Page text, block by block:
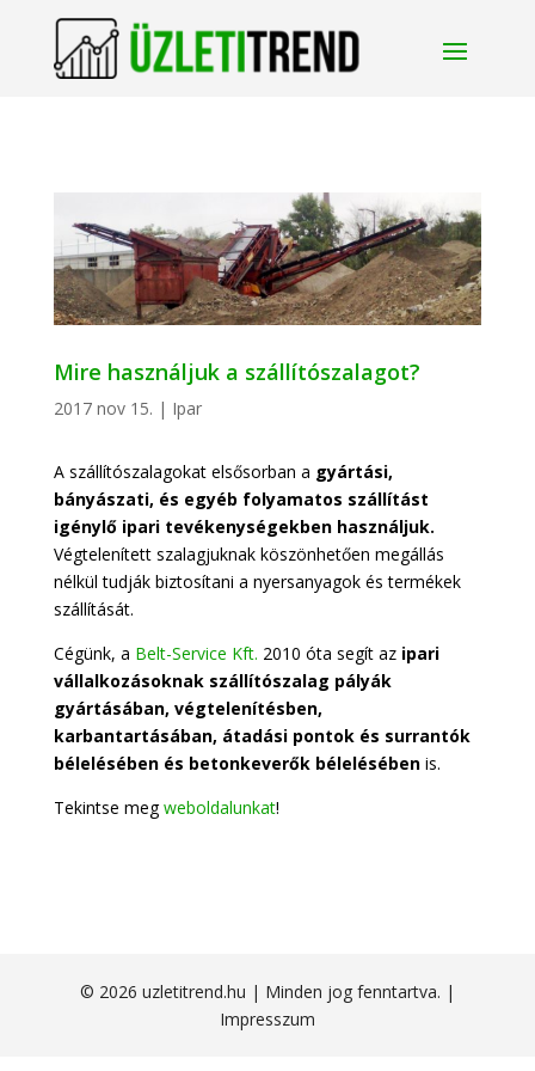
Mire használjuk a szállítószalagot?
2017 nov 15. | Ipar
A szállítószalagokat elsősorban a gyártási,
bányászati, és egyéb folyamatos szállítást
igénylő ipari tevékenységekben használjuk.
Végtelenített szalagjuknak köszönhetően megállás
nélkül tudják biztosítani a nyersanyagok és termékek
szállítását.
Cégünk, a Belt-Service Kft. 2010 óta segít az ipari
vállalkozásoknak szállítószalag pályák
gyártásában, végtelenítésben,
karbantartásában, átadási pontok és surrantók
bélelésében és betonkeverők bélelésében is.
Tekintse megweboldalunkat!
© 2026 uzletitrend.hu | Minden jog fenntartva. |
Impresszum